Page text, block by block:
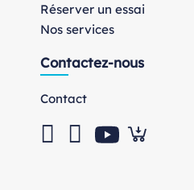
Réserver un essai
Nos services
Contactez-nous
Contact